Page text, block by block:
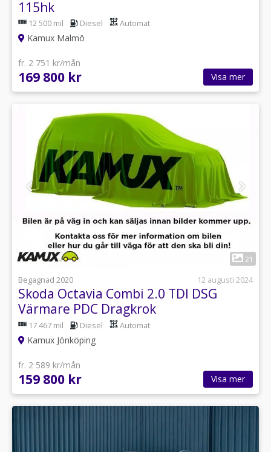
115hk
12 500 mil Diesel Automat
Kamux Malmö
fr. 2 751 kr/mån
169 800 kr Visa mer
21
Begagnad 2020
12 augusti 2024
Skoda Octavia Combi 2.0 TDI DSG
Värmare PDC Dragkrok
17 467 mil Diesel Automat
Kamux Jönköping
fr. 2 589 kr/mån
159 800 kr Visa mer